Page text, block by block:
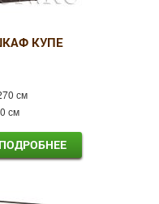
КУПЕ
см
см
ПОДРОБНЕЕ